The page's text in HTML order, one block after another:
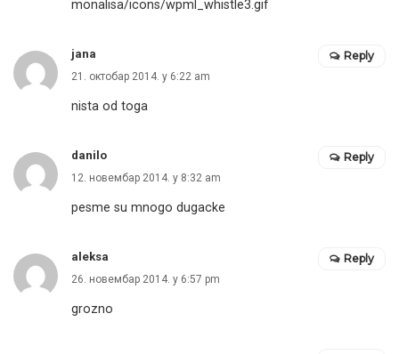
jana
21. октобар 2014. у 6:22 am
nista od toga
Reply
danilo
12. новембар 2014. у 8:32 am
pesme su mnogo dugacke
Reply
aleksa
26. новембар 2014. у 6:57 pm
grozno
Reply